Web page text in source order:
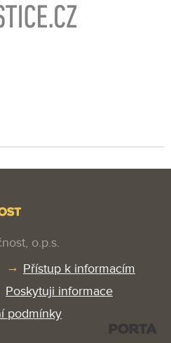
o.p.s.
Přístup k informacím
Poskytuji informace
podmínky